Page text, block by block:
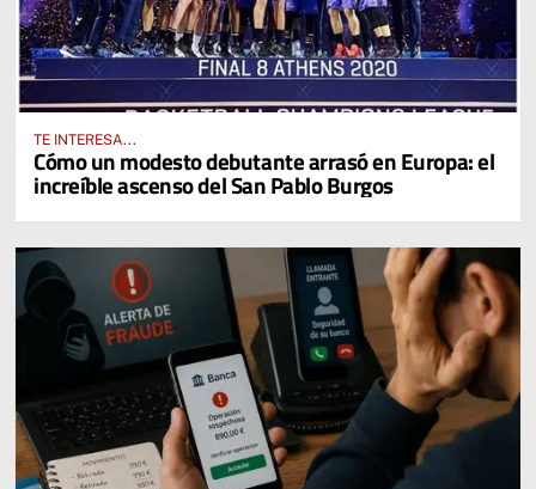
TE INTERESA...
Cómo un modesto debutante arrasó en Europa: el
increíble ascenso del San Pablo Burgos